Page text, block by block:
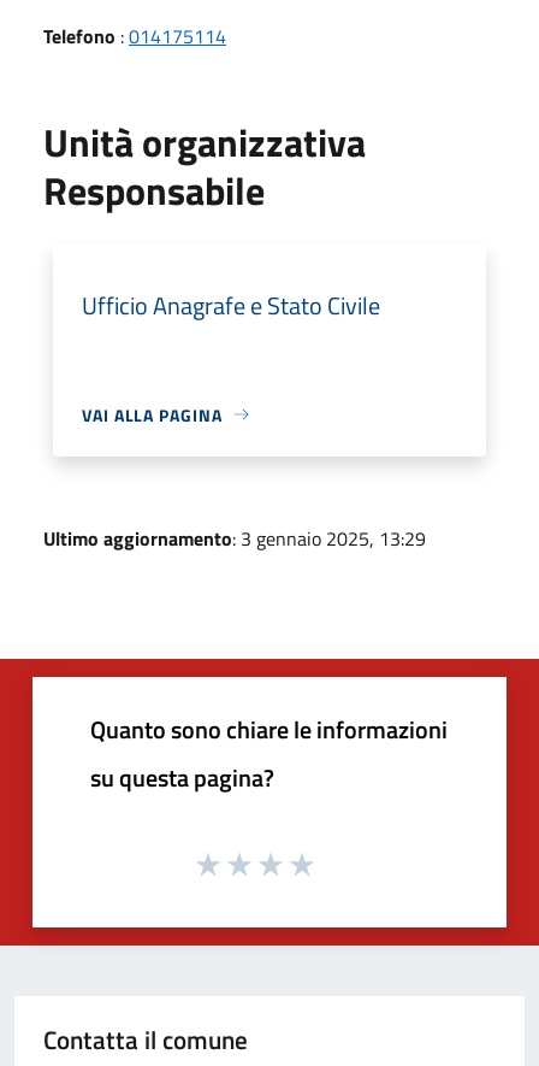
Telefono :014175114
Unità organizzativa
Responsabile
Ufficio Anagrafe e Stato Civile
VAI ALLA PAGINA
Ultimo aggiornamento: 3 gennaio 2025, 13:29
Quanto sono chiare le informazioni
su questa pagina?
Contatta il comune